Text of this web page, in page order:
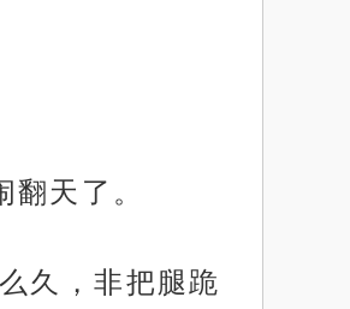
天了。
久，非把腿跪